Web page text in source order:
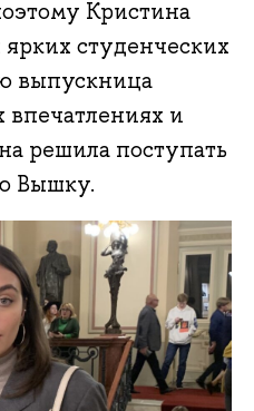
Кристина
студенческих
выпускница
впечатлениях и
решила поступать
Вышку.